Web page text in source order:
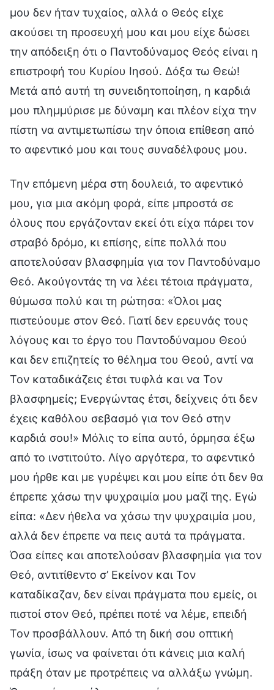
μου δεν ήταν τυχαίος, αλλά ο Θεός είχε
ακούσει τη προσευχή μου και μου είχε δώσει
την απόδειξη ότι ο Παντοδύναμος Θεός είναι η
επιστροφή του Κυρίου Ιησού. Δόξα τω Θεώ!
Μετά από αυτή τη συνειδητοποίηση, η καρδιά
μου πλημμύρισε με δύναμη και πλέον είχα την
πίστη να αντιμετωπίσω την όποια επίθεση από
το αφεντικό μου και τους συναδέλφους μου.
Την επόμενη μέρα στη δουλειά, το αφεντικό
μου, για μια ακόμη φορά, είπε μπροστά σε
όλους που εργάζονταν εκεί ότι είχα πάρει τον
στραβό δρόμο, κι επίσης, είπε πολλά που
αποτελούσαν βλασφημία για τον Παντοδύναμο
Θεό. Ακούγοντάς τη να λέει τέτοια πράγματα,
θύμωσα πολύ και τη ρώτησα: «Όλοι μας
πιστεύουμε στον Θεό. Γιατί δεν ερευνάς τους
λόγους και το έργο του Παντοδύναμου Θεού
και δεν επιζητείς το θέλημα του Θεού, αντί να
Τον καταδικάζεις έτσι τυφλά και να Τον
βλασφημείς; Ενεργώντας έτσι, δείχνεις ότι δεν
έχεις καθόλου σεβασμό για τον Θεό στην
καρδιά σου!» Μόλις το είπα αυτό, όρμησα έξω
από το ινστιτούτο. Λίγο αργότερα, το αφεντικό
μου ήρθε και με γυρέψει και μου είπε ότι δεν θα
έπρεπε χάσω την ψυχραιμία μου μαζί της. Εγώ
είπα: «Δεν ήθελα να χάσω την ψυχραιμία μου,
αλλά δεν έπρεπε να πεις αυτά τα πράγματα.
Όσα είπες και αποτελούσαν βλασφημία για τον
Θεό, αντιτίθεντο σ’ Εκείνον και Τον
καταδίκαζαν, δεν είναι πράγματα που εμείς, οι
πιστοί στον Θεό, πρέπει ποτέ να λέμε, επειδή
Τον προσβάλλουν. Από τη δική σου οπτική
γωνία, ίσως να φαίνεται ότι κάνεις μια καλή
πράξη όταν με προτρέπεις να αλλάξω γνώμη.